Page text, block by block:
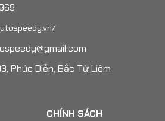
Phúc Diễn, Bắc Từ Liêm
CHÍNH SÁCH